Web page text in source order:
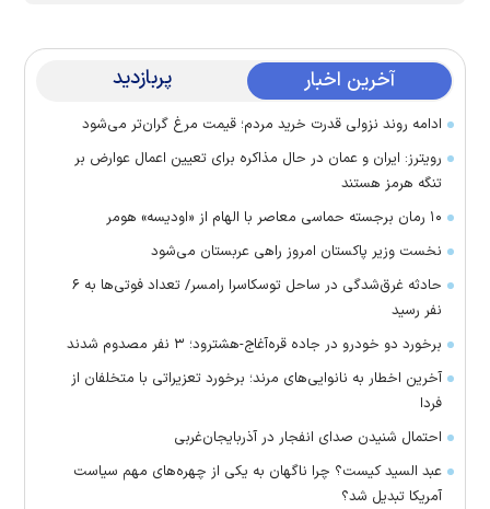
آخرین اخبار پربازدید
ادامه روند نزولی قدرت خرید مردم؛ قیمت مرغ گران‌تر می‌شود
رویترز: ایران و عمان در حال مذاکره برای تعیین اعمال عوارض بر
تنگه هرمز هستند
۱۰ رمان برجسته حماسی معاصر با الهام از «اودیسه» هومر
نخست وزیر پاکستان امروز راهی عربستان می‌شود
حادثه غرق‌شدگی در ساحل توسکاسرا رامسر/ تعداد فوتی‌ها به ۶
نفر رسید
برخورد دو خودرو در جاده قره‌آغاج-هشترود؛ ۳ نفر مصدوم شدند
آخرین اخطار به نانوایی‌های مرند؛ برخورد تعزیراتی با متخلفان از
فردا
احتمال شنیدن صدای انفجار در آذربایجان‌غربی
عبد السید کیست؟ چرا ناگهان به یکی از چهره‌های مهم سیاست
آمریکا تبدیل شد؟